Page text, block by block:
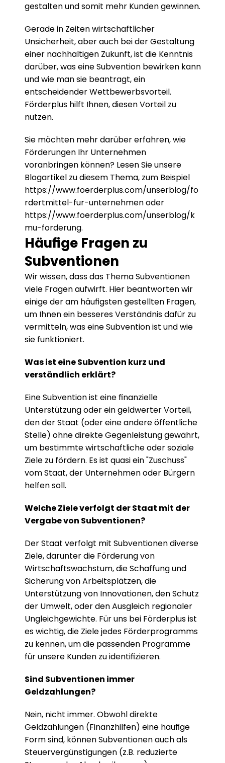
gestalten und somit mehr Kunden gewinnen.
Gerade in Zeiten wirtschaftlicher
Unsicherheit, aber auch bei der Gestaltung
einer nachhaltigen Zukunft, ist die Kenntnis
darüber, was eine Subvention bewirken kann
und wie man sie beantragt, ein
entscheidender Wettbewerbsvorteil.
Förderplus hilft Ihnen, diesen Vorteil zu
nutzen.
Sie möchten mehr darüber erfahren, wie
Förderungen Ihr Unternehmen
voranbringen können? Lesen Sie unsere
Blogartikel zu diesem Thema, zum Beispiel
https://www.foerderplus.com/unserblog/fo
rdertmittel-fur-unternehmen
oder
https://www.foerderplus.com/unserblog/k
mu-forderung.
Häufige Fragen zu
Subventionen
Wir wissen, dass das Thema Subventionen
viele Fragen aufwirft. Hier beantworten wir
einige der am häufigsten gestellten Fragen,
um Ihnen ein besseres Verständnis dafür zu
vermitteln, was eine Subvention ist und wie
sie funktioniert.
Was ist eine Subvention kurz und
verständlich erklärt?
Eine Subvention ist eine finanzielle
Unterstützung oder ein geldwerter Vorteil,
den der Staat (oder eine andere öffentliche
Stelle) ohne direkte Gegenleistung gewährt,
um bestimmte wirtschaftliche oder soziale
Ziele zu fördern. Es ist quasi ein "Zuschuss"
vom Staat, der Unternehmen oder Bürgern
helfen soll.
Welche Ziele verfolgt der Staat mit der
Vergabe von Subventionen?
Der Staat verfolgt mit Subventionen diverse
Ziele, darunter die Förderung von
Wirtschaftswachstum, die Schaffung und
Sicherung von Arbeitsplätzen, die
Unterstützung von Innovationen, den Schutz
der Umwelt, oder den Ausgleich regionaler
Ungleichgewichte. Für uns bei Förderplus ist
es wichtig, die Ziele jedes Förderprogramms
zu kennen, um die passenden Programme
für unsere Kunden zu identifizieren.
Sind Subventionen immer
Geldzahlungen?
Nein, nicht immer. Obwohl direkte
Geldzahlungen (Finanzhilfen) eine häufige
Form sind, können Subventionen auch als
Steuervergünstigungen (z.B. reduzierte